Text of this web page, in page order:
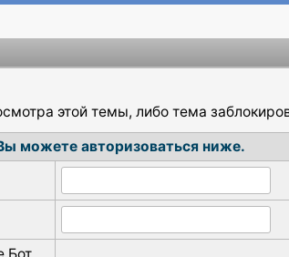
этой темы, либо тема
можете авторизоваться ниже.